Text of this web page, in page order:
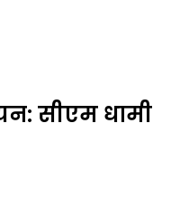
सीएम धामी